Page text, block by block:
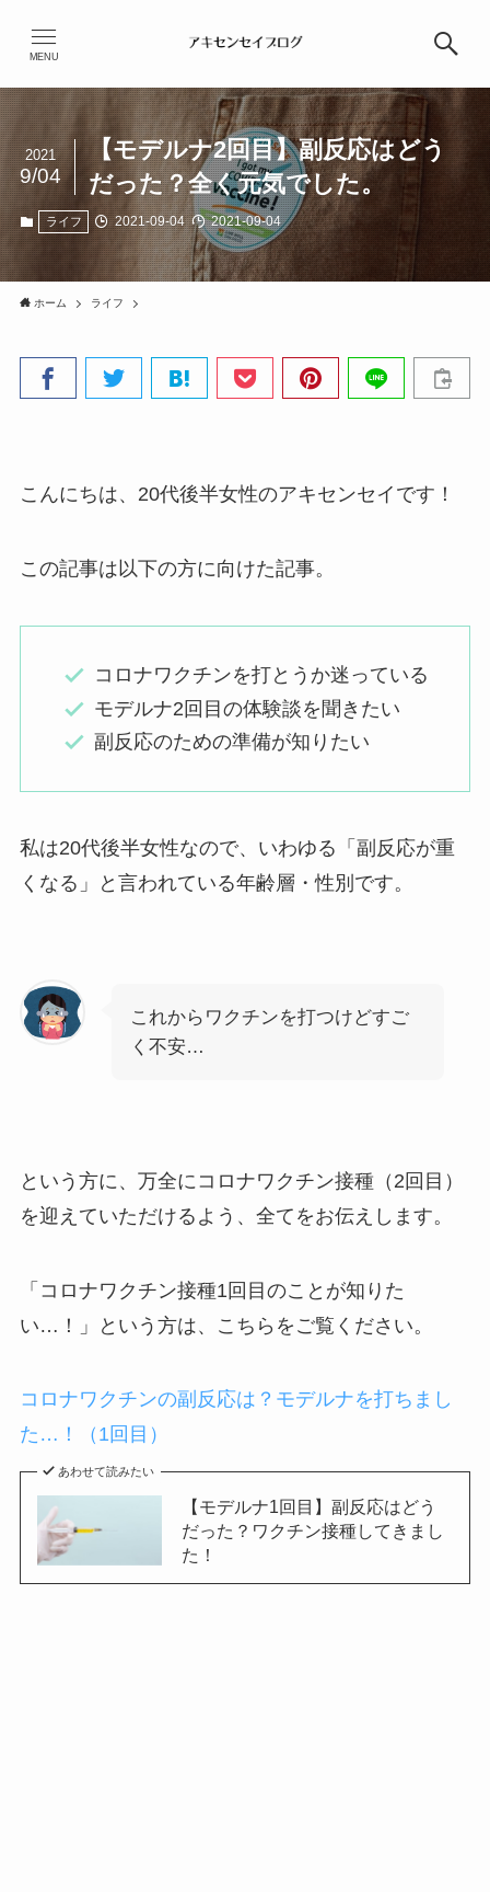
MENU
【モデルナ2回目】副反応はどう
だった？全く元気でした。
2021
9/04
ライフ 2021-09-04 2021-09-04
ホーム ライフ
こんにちは、20代後半女性のアキセンセイです！
この記事は以下の方に向けた記事。
コロナワクチンを打とうか迷っている
モデルナ2回目の体験談を聞きたい
副反応のための準備が知りたい
私は20代後半女性なので、いわゆる「副反応が重
くなる」と言われている年齢層・性別です。
これからワクチンを打つけどすご
く不安…
という方に、万全にコロナワクチン接種（2回目）
を迎えていただけるよう、全てをお伝えします。
「コロナワクチン接種1回目のことが知りた
い…！」という方は、こちらをご覧ください。
コロナワクチンの副反応は？モデルナを打ちまし
た…！（1回目）
あわせて読みたい
【モデルナ1回目】副反応はどう
だった？ワクチン接種してきまし
た！